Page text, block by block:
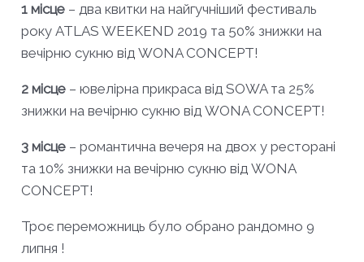
1 місце – два квитки на найгучніший фестиваль
року ATLAS WEEKEND 2019 та 50% знижки на
вечірню сукню від WONA CONCEPT!
2 місце – ювелірна прикраса від SOWA та 25%
знижки на вечірню сукню від WONA CONCEPT!
3 місце – романтична вечеря на двох у ресторані
та 10% знижки на вечірню сукню від WONA
CONCEPT!
Троє переможниць було обрано рандомно 9
липня !